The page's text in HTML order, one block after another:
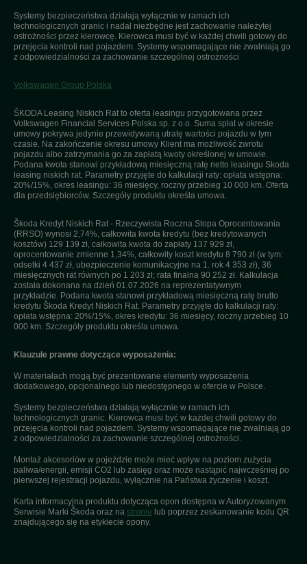
Systemy bezpieczeństwa działają wyłącznie w ramach ich
technologicznych granic i nadal niezbędne jest zachowanie należytej
ostrożności przez kierowcę. Kierowca musi być w każdej chwili gotowy do
przejęcia kontroli nad pojazdem. Systemy wspomagające nie zwalniają go
z odpowiedzialności za zachowanie szczególnej ostrożności
Volkswagen Group Polska
ŠKODA Leasing Niskich Rat to oferta leasingu przygotowana przez
Volkswagen Financial Services Polska sp. z o.o. Suma spłat w okresie
umowy pokrywa jedynie przewidywaną utratę wartości pojazdu w tym
czasie. Na zakończenie okresu umowy Klient ma możliwość zwrotu
pojazdu albo zatrzymania go za zapłatą kwoty określonej w umowie.
Podana kwota stanowi przykładową miesięczną ratę netto leasingu Skoda
leasing niskich rat. Parametry przyjęte do kalkulacji raty: opłata wstępna:
20%/15%, okres leasingu: 36 miesięcy, roczny przebieg 10 000 km. Oferta
dla przedsiębiorców. Szczegóły produktu określa umowa.
Škoda Kredyt Niskich Rat - Rzeczywista Roczna Stopa Oprocentowania
(RRSO) wynosi 2,74%, całkowita kwota kredytu (bez kredytowanych
kosztów) 129 139 zł, całkowita kwota do zapłaty 137 929 zł,
oprocentowanie zmienne 1,34%, całkowity koszt kredytu 8 790 zł (w tym:
odsetki 4 437 zł, ubezpieczenie komunikacyjne na 1. rok 4 353 zł), 36
miesięcznych rat równych po 1 203 zł; rata finalna 90 252 zł. Kalkulacja
została dokonana na dzień 01.07.2026 na reprezentatywnym
przykładzie. Podana kwota stanowi przykładową miesięczną ratę brutto
kredytu Škoda Kredyt Niskich Rat. Parametry przyjęte do kalkulacji raty:
opłata wstępna: 20%/15%, okres kredytu: 36 miesięcy, roczny przebieg 10
000 km. Szczegóły produktu określa umowa.
Klauzule prawne dotyczące wyposażenia:
W materiałach mogą być prezentowane elementy wyposażenia
dodatkowego, opcjonalnego lub niedostępnego w ofercie w Polsce.
Systemy bezpieczeństwa działają wyłącznie w ramach ich
technologicznych granic. Kierowca musi być w każdej chwili gotowy do
przejęcia kontroli nad pojazdem. Systemy wspomagające nie zwalniają go
z odpowiedzialności za zachowanie szczególnej ostrożności.
Montaż akcesoriów w pojeździe może mieć wpływ na poziom zużycia
paliwa/energii, emisji CO2 lub zasięg oraz może nastąpić najwcześniej po
pierwszej rejestracji pojazdu, wyłącznie na Państwa życzenie i koszt.
Karta informacyjna produktu dotycząca opon dostępna w Autoryzowanym
Serwisie Marki Škoda oraz na stronie lub poprzez zeskanowanie kodu QR
znajdującego się na etykiecie opony.